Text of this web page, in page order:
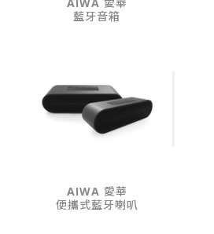
藍牙音箱
AIWA 愛華
便攜式藍牙喇叭